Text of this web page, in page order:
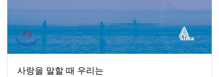
사랑을 말할 때 우리는